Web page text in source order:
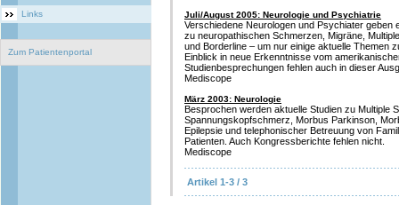
Links
Zum Patientenportal
Juli/August 2005: Neurologie und Psychiatrie
Verschiedene Neurologen und Psychiater geben
zu neuropathischen Schmerzen, Migräne,
und Borderline – um nur einige aktuelle Themen
Einblick in neue Erkenntnisse vom
Studienbesprechungen fehlen auch in dieser
Mediscope
März 2003: Neurologie
Besprochen werden aktuelle Studien zu Multiple
Spannungskopfschmerz, Morbus Parkinson,
Epilepsie und telephonischer Betreuung von
Patienten. Auch Kongressberichte fehlen nicht.
Mediscope
Artikel 1-3 / 3